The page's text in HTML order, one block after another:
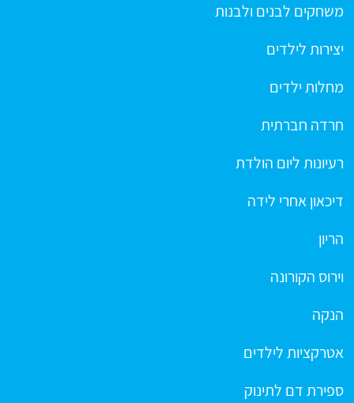
משחקים לבנים ולבנות
יצירות לילדים
מחלות ילדים
חרדה חברתית
רעיונות ליום הולדת
דיכאון אחרי לידה
הריון
וירוס הקורונה
הנקה
אטרקציות לילדים
ספירת דם לתינוק